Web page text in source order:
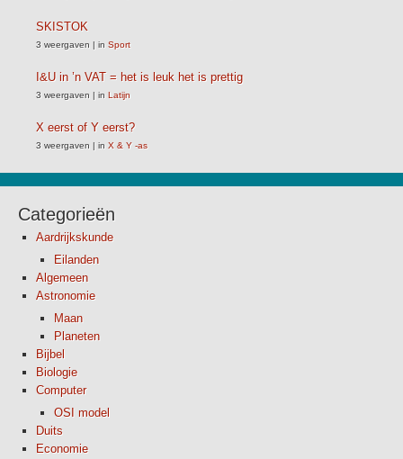
SKISTOK
3 weergaven | in Sport
I&U in ’n VAT = het is leuk het is prettig
3 weergaven | in Latijn
X eerst of Y eerst?
3 weergaven | in X & Y -as
Categorieën
Aardrijkskunde
Eilanden
Algemeen
Astronomie
Maan
Planeten
Bijbel
Biologie
Computer
OSI model
Duits
Economie